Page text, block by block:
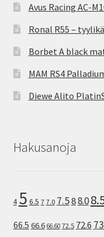
Avus Racing AC-
Ronal R55 –
Borbet A black
MAM RS4
Diewe Alito
Hakusanoja
4 5 6.5 7 7.0 7.588.0
66.5 66.6 66.60 72.5 72.6